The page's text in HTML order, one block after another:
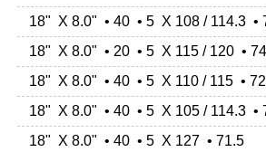
18" X 8.0" • 40 • 5 X 108 / 114.3 •
18" X 8.0" • 20 • 5 X 115 / 120 •
18" X 8.0" • 40 • 5 X 110 / 115 •
18" X 8.0" • 40 • 5 X 105 / 114.3 •
18" X 8.0" • 40 • 5 X 127 • 71.5